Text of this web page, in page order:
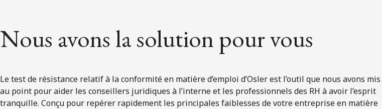
Nous avons la solution pour vous
Le test de résistance relatif à la conformité en matière d’emploi d’Osler est l’outil que nous avons mis
au point pour aider les conseillers juridiques à l’interne et les professionnels des RH à avoir l’esprit
tranquille. Conçu pour repérer rapidement les principales faiblesses de votre entreprise en matière